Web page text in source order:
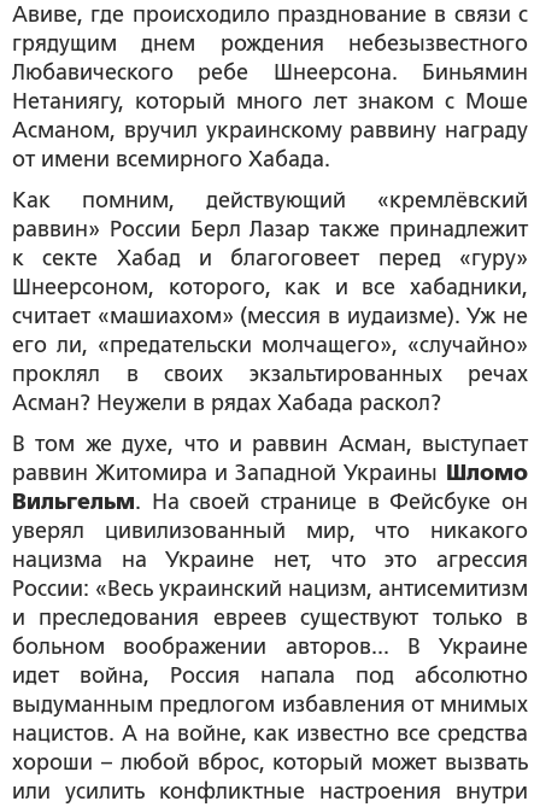
Авиве, где происходило празднование в связи с
грядущим днем рождения небезызвестного
Любавического ребе Шнеерсона. Биньямин
Нетаниягу, который много лет знаком с Моше
Асманом, вручил украинскому раввину награду
от имени всемирного Хабада.
Как помним, действующий «кремлёвский
раввин» России Берл Лазар также принадлежит
к секте Хабад и благоговеет перед «гуру»
Шнеерсоном, которого, как и все хабадники,
считает «машиахом» (мессия в иудаизме). Уж не
его ли, «предательски молчащего», «случайно»
проклял в своих экзальтированных речах
Асман? Неужели в рядах Хабада раскол?
В том же духе, что и раввин Асман, выступает
раввин Житомира и Западной Украины Шломо
Вильгельм. На своей странице в Фейсбуке он
уверял цивилизованный мир, что никакого
нацизма на Украине нет, что это агрессия
России: «Весь украинский нацизм, антисемитизм
и преследования евреев существуют только в
больном воображении авторов... В Украине
идет война, Россия напала под абсолютно
выдуманным предлогом избавления от мнимых
нацистов. А на войне, как известно все средства
хороши – любой вброс, который может вызвать
или усилить конфликтные настроения внутри